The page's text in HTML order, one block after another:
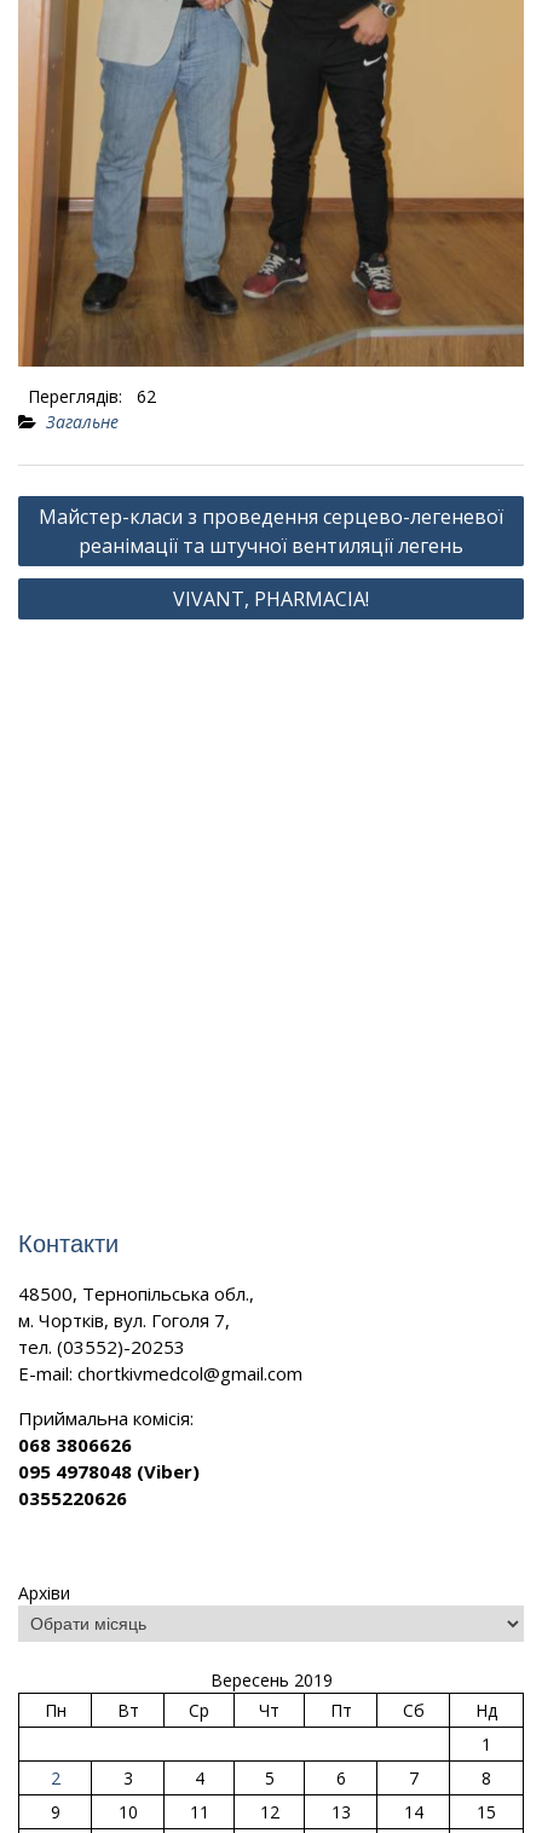
Переглядів:
62
Загальне
Навігація
записів
Майстер-класи з проведення серцево-легеневої
реанімації та штучної вентиляції легень
VIVANT, PHARMACIA!
Контакти
48500, Тернопільська обл.,
м. Чортків, вул. Гоголя 7,
тел. (03552)-20253
E-mail: chortkivmedcol@gmail.com
Приймальна комісія:
068 3806626
095 4978048 (Viber)
0355220626
Архіви
Вересень 2019
Пн
Вт Ср Чт Пт Сб
Нд
1
2
3 4 5 6 7
8
9
10 11 12 13 14 15